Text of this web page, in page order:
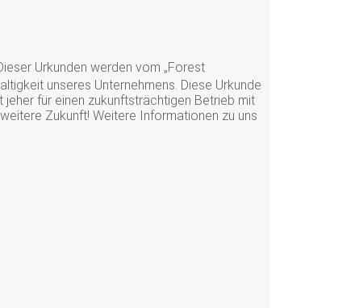
Urkunden werden vom „Forest
unseres Unternehmens. Diese Urkunde
für einen zukunftsträchtigen Betrieb mit
Zukunft! Weitere Informationen zu uns